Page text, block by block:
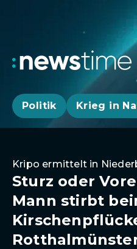
Politik Krieg in
Kripo ermittelt in
Sturz oder
Mann stirbt